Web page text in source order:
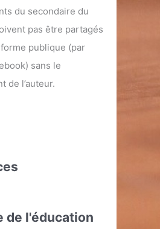
du secondaire du
pas être partagés
publique (par
sans le
de l’auteur.
de l'éducation